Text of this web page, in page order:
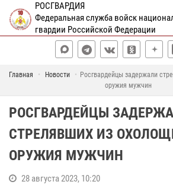
РОСГВАРДИЯ
Федеральная служба войск
гвардии Российской Федерации
Главная Новости
Росгвардейцы задержали
оружия мужчин
РОСГВАРДЕЙЦЫ
СТРЕЛЯВШИХ ИЗ
ОРУЖИЯ МУЖЧИН
28 августа 2023, 10:20